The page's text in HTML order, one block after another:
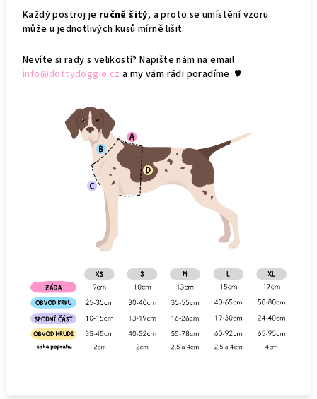
Každý postroj je ručně šitý, a proto se umístění vzoru
může u jednotlivých kusů mírně lišit.
Nevíte si rady s velikostí? Napište nám na email
info@dottydoggie.cz a my vám rádi poradíme. ♥